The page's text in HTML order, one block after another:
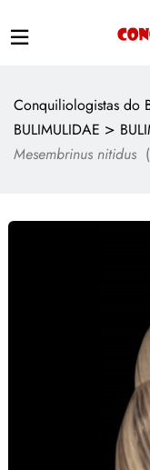
Conquiliologistas do
BULIMULIDAE >
Mesembrinus nitidus